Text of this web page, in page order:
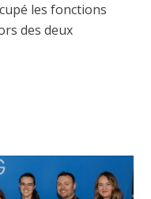
les fonctions
des deux